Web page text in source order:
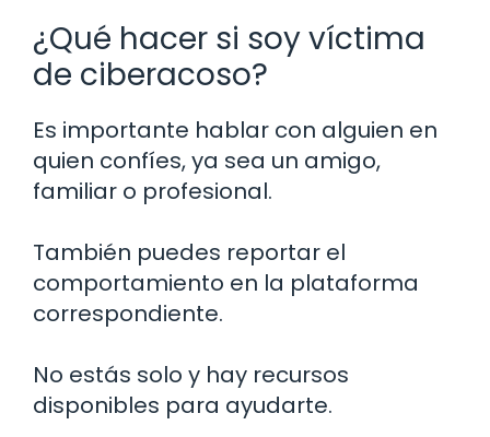
¿Qué hacer si soy víctima
de ciberacoso?
Es importante hablar con alguien en
quien confíes, ya sea un amigo,
familiar o profesional.
También puedes reportar el
comportamiento en la plataforma
correspondiente.
No estás solo y hay recursos
disponibles para ayudarte.